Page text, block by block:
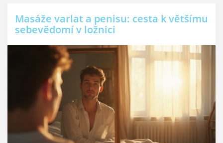
Masáže varlat a penisu: cesta k většímu
sebevědomí v ložnici